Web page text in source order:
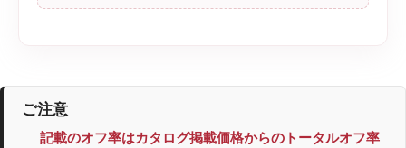
ご注意
記載のオフ率はカタログ掲載価格からのトータルオフ率